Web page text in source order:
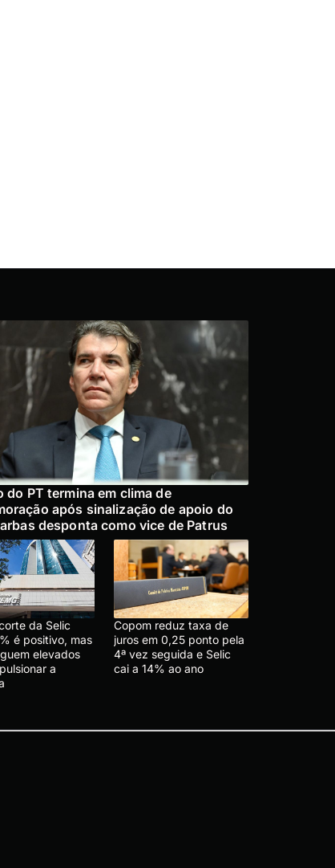
do PT termina em clima de
após sinalização de apoio do
desponta como vice de Patrus
da Selic
é positivo, mas
elevados
a
Copom reduz taxa de
juros em 0,25 ponto pela
4ª vez seguida e Selic
cai a 14% ao ano